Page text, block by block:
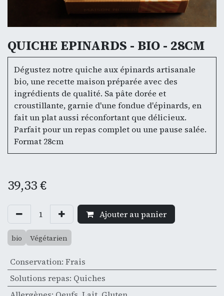
QUICHE EPINARDS - BIO - 28CM
Dégustez notre quiche aux épinards artisanale
bio, une recette maison préparée avec des
ingrédients de qualité. Sa pâte dorée et
croustillante, garnie d'une fondue d'épinards, en
fait un plat aussi réconfortant que délicieux.
Parfait pour un repas complet ou une pause salée.
Format 28cm
39,33€
Ajouter au panier
bio Végétarien
Conservation: Frais
Solutions repas: Quiches